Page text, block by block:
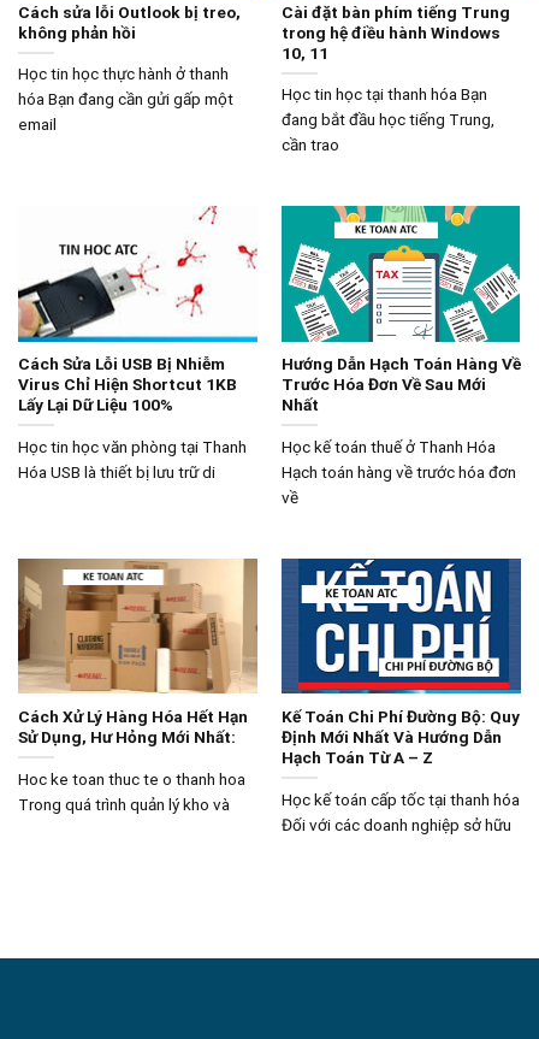
Cách sửa lỗi Outlook bị treo,
không phản hồi
Học tin học thực hành ở thanh
hóa Bạn đang cần gửi gấp một
email
Cài đặt bàn phím tiếng Trung
trong hệ điều hành Windows
10, 11
Học tin học tại thanh hóa Bạn
đang bắt đầu học tiếng Trung,
cần trao
Cách Sửa Lỗi USB Bị Nhiễm
Virus Chỉ Hiện Shortcut 1KB
Lấy Lại Dữ Liệu 100%
Học tin học văn phòng tại Thanh
Hóa USB là thiết bị lưu trữ di
Hướng Dẫn Hạch Toán Hàng Về
Trước Hóa Đơn Về Sau Mới
Nhất
Học kế toán thuế ở Thanh Hóa
Hạch toán hàng về trước hóa đơn
về
Cách Xử Lý Hàng Hóa Hết Hạn
Sử Dụng, Hư Hỏng Mới Nhất:
Hoc ke toan thuc te o thanh hoa
Trong quá trình quản lý kho và
Kế Toán Chi Phí Đường Bộ: Quy
Định Mới Nhất Và Hướng Dẫn
Hạch Toán Từ A – Z
Học kế toán cấp tốc tại thanh hóa
Đối với các doanh nghiệp sở hữu